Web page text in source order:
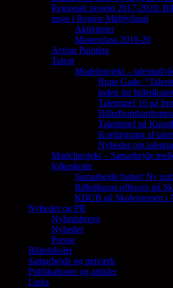
Regionalt projekt 2017-2020:
unge i Region Midtjylland
Aktiviteter
Masterclass 2019-20
Action Painting
Talent
Modelprojekt –
Rune Gade:
inden for
Talenttræf 16 på
Talenttræf på
Kortlægning af
Nyheder om
Modelprojekt – Samarbejde
folkeskoler
Samarbejde batter! Ny
Billedkunst-offensiv på
KBUB på Skolemessen i
Nyheder og PR
Nyhedsbreve
Nyheder
Presse
Billedskoler
Samarbejde og netværk
Publikationer og artikler
Links